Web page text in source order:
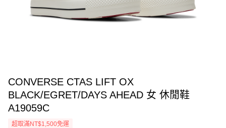
CONVERSE CTAS LIFT OX
BLACK/EGRET/DAYS AHEAD 女 休閒鞋
A19059C
超取滿NT$1,500免運